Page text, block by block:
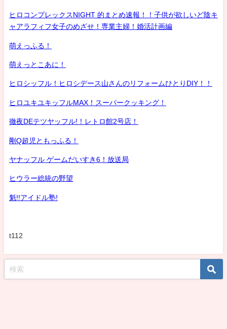
ヒロコンプレックスNIGHT 的まとめ速報！！子供が欲しいど陰キ
ャアラフィフ女子のめざせ！専業主婦！婚活計画編
萌えっふる！
萌えっとこあに！
ヒロシッフル！ヒロシデース山さんのリフォームひとりDIY！！
ヒロユキユキッフルMAX！スーパークッキング！
徹夜DEテツヤッフル!！レトロ館2号店！
剛Q超児ともっふる！
ヤナッフル ゲームだいすき6！放送局
ヒウラー総統の野望
魁!!アイドル塾!
t112